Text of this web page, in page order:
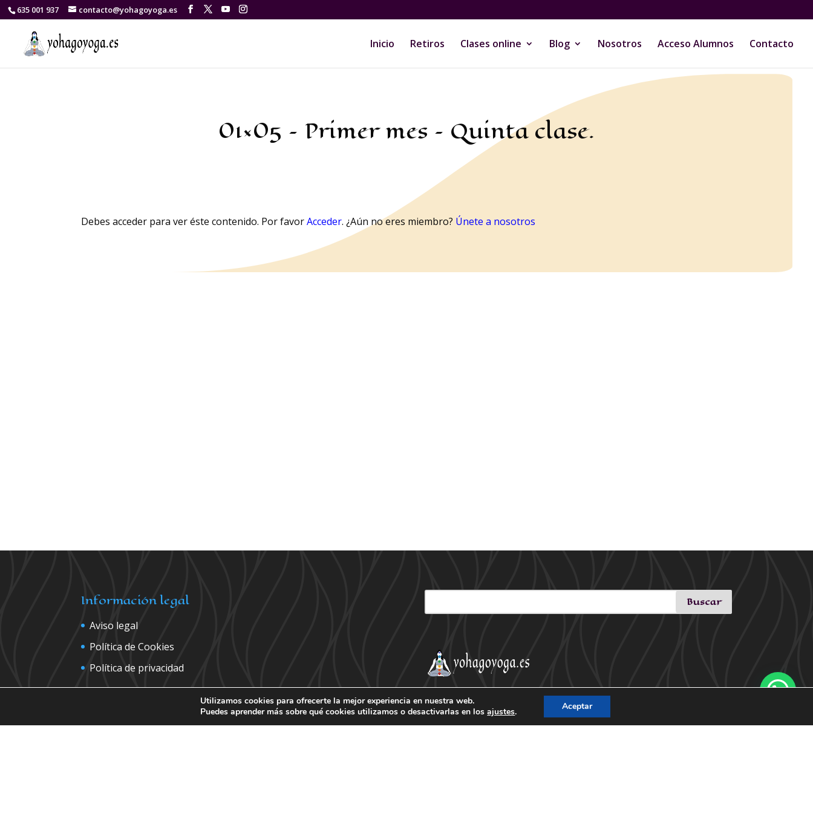
635 001 937 contacto@yohagoyoga.es
Inicio Retiros Clases online Blog Nosotros Acceso Alumnos Contacto
01×05 – Primer mes – Quinta clase.
Debes acceder para ver éste contenido. Por favorAcceder. ¿Aún no eres miembro? Únete a nosotros
Información legal
Aviso legal
Política de Cookies
Política de privacidad
Contáctanos para más información Patrocinador Palco21:
Utilizamos cookies para ofrecerte la mejor experiencia en nuestra web.
Puedes aprender más sobre qué cookies utilizamos o desactivarlas en losajustes. Aceptar